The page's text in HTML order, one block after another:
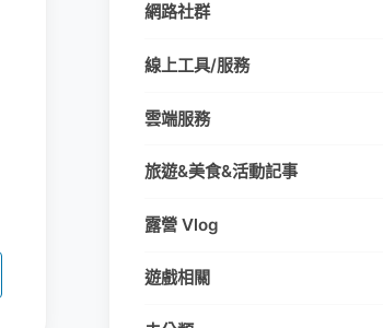
網路社群
線上工具/服務
雲端服務
旅遊&美食&活動記事
露營 Vlog
遊戲相關